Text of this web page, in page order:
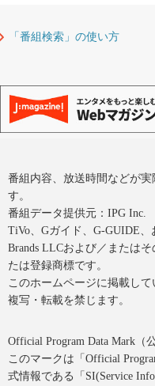
「番組検索」の使い方
番組内容、放送時間などが
す。
番組データ提供元：IPG Inc.
TiVo、Gガイド、G-GUIDE
Brands LLCおよび／または
たは登録商標です。
このホームページに掲載し
複写・転載を禁じます。
Official Program Data Mark（
このマークは「Official
式情報である「SI(Service